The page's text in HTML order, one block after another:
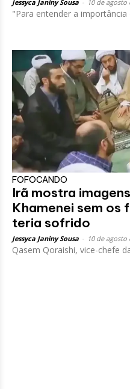
Jessyca Janiny Sousa 10 de agosto
"Para entender a importância
FOFOCANDO
Irã mostra
Khamenei sem os
teria sofrido
Jessyca Janiny Sousa 10 de agosto
Qasem Qoraishi, vice-chefe